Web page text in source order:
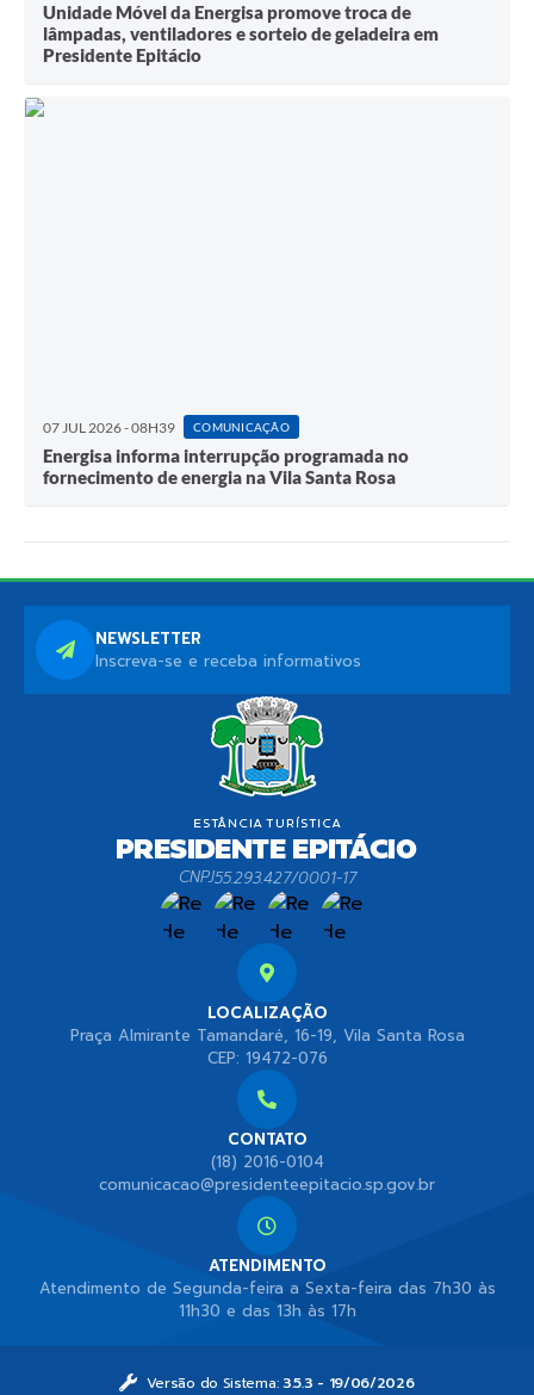
Unidade Móvel da Energisa promove troca de
lâmpadas, ventiladores e sorteio de geladeira em
Presidente Epitácio
07 JUL 2026 - 08H39 COMUNICAÇÃO
Energisa informa interrupção programada no
fornecimento de energia na Vila Santa Rosa
LOCALIZAÇÃO
Praça Almirante Tamandaré, 16-19, Vila Santa Rosa
CEP: 19472-076
CONTATO
(18) 2016-0104
comunicacao@presidenteepitacio.sp.gov.br
ATENDIMENTO
Atendimento de Segunda-feira a Sexta-feira das 7h30 às
11h30 e das 13h às 17h
CNPJ55.293.427/0001-17
NEWSLETTER
Inscreva-se e receba informativos
Versão do Sistema:3.5.3 - 19/06/2026